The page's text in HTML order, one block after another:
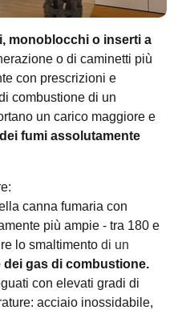
monoblocchi o inserti a
o di caminetti più
con prescrizioni e
combustione di un
un carico maggiore e
fumi assolutamente
canna fumaria con
più ampie - tra 180 e
lo smaltimento di un
gas di combustione.
con elevati gradi di
acciaio inossidabile,